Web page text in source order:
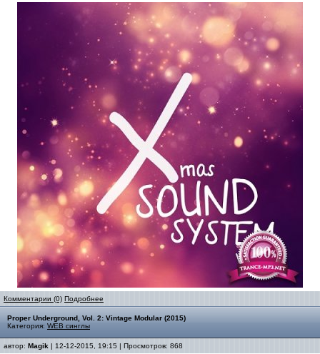
Комментарии (0) Подробнее
Proper Underground, Vol. 2: Vintage Modular (2015)
Категория: WEB синглы
автор: Magik | 12-12-2015, 19:15 | Просмотров: 868